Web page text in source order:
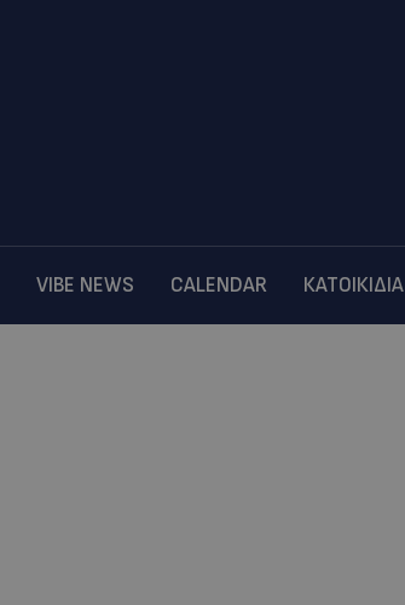
VIBE NEWS CALENDAR ΚΑΤΟΙΚΙΔΙΑ